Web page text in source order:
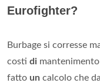
Eurofighter?
Burbage si corresse
costi di
fatto un calcolo che